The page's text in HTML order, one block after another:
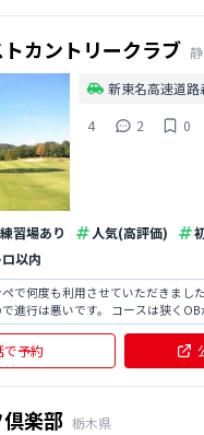
カントリークラブ
新東名高速道
4
2 0
練習場あり 人気(高評価)
以内
で何度も利用させていただきまし
進行は悪いです。 コースは狭く
だほうがスコアになります。 スタ
いです。 お昼ご飯は坦々麺がおすすめ
で予約
楽部 栃木県